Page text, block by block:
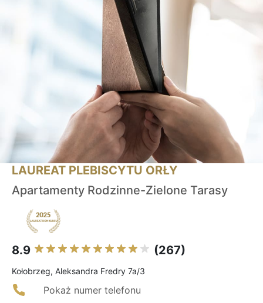
LAUREAT PLEBISCYTU ORŁY
Apartamenty Rodzinne-Zielone Tarasy
8.9 (267)
Kołobrzeg, Aleksandra Fredry 7a/3
Pokaż numer telefonu